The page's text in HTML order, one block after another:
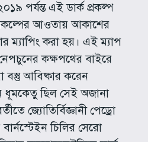
পর্যন্ত এই ডার্ক প্রকল্প
আওতায় আকাশের
ম্যাপিং করা হয়। এই ম্যাপ
কক্ষপথের বাইরে
বস্তু আবিষ্কার করেন
ধূমকেতু ছিল সেই অজানা
জ্যোতির্বিজ্ঞানী পেড্রো
বার্নস্টেইন চিলির সেরো